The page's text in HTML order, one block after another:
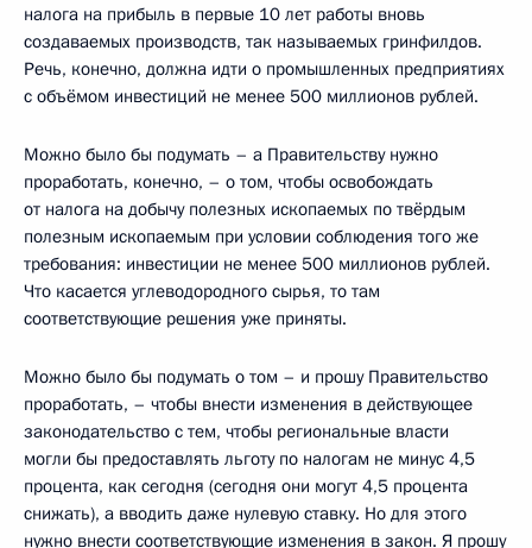
налога на прибыль в первые 10 лет работы вновь
создаваемых производств, так называемых гринфилдов.
Речь, конечно, должна идти о промышленных предприятиях
с объёмом инвестиций не менее 500 миллионов рублей.
Можно было бы подумать – а Правительству нужно
проработать, конечно, – о том, чтобы освобождать
от налога на добычу полезных ископаемых по твёрдым
полезным ископаемым при условии соблюдения того же
требования: инвестиции не менее 500 миллионов рублей.
Что касается углеводородного сырья, то там
соответствующие решения уже приняты.
Можно было бы подумать о том – и прошу Правительство
проработать, – чтобы внести изменения в действующее
законодательство с тем, чтобы региональные власти
могли бы предоставлять льготу по налогам не минус 4,5
процента, как сегодня (сегодня они могут 4,5 процента
снижать), а вводить даже нулевую ставку. Но для этого
нужно внести соответствующие изменения в закон. Я прошу